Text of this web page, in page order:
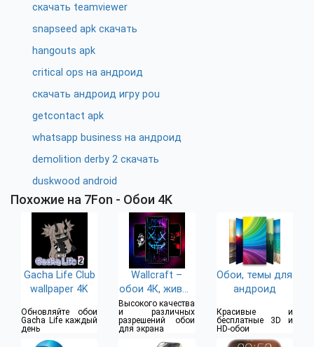
скачать teamviewer
snapseed apk скачать
hangouts apk
critical ops на андроид
скачать андроид игру pou
getcontact apk
whatsapp business на андроид
demolition derby 2 скачать
duskwood android
Похожие на 7Fon - Обои 4K
Gacha Life Club
wallpaper 4K
Обновляйте обои
Gacha Life каждый
день
Wallcraft –
обои 4К, живые
HD
Высокого качества
и различных
разрешений обои
для экрана
Обои, темы для
андроид
Красивые и
бесплатные 3D и
HD-обои